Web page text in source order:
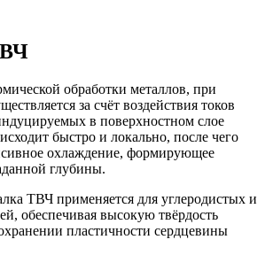
обработки металлов, при
за счёт воздействия токов
в поверхностном слое
быстро и локально, после чего
охлаждение, формирующее
глубины.
ТВЧ применяется для углеродистых и
обеспечивая высокую твёрдость
пластичности сердцевины